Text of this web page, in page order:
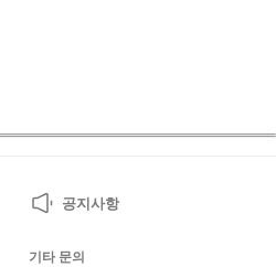
공지사항
기타 문의